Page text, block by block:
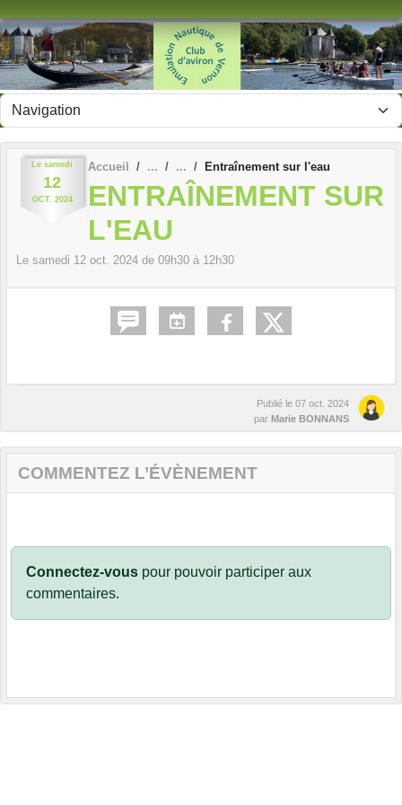
Le samedi
12
OCT. 2024
Accueil Entraînement sur l'eau
ENTRAÎNEMENT SUR
L'EAU
Le samedi 12 oct. 2024 de 09h30 à 12h30
Publié le 07 oct. 2024
par Marie BONNANS
COMMENTEZ L’ÉVÈNEMENT
Connectez-vous pour pouvoir participer aux
commentaires.